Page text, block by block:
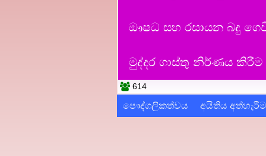
ඖෂධ සහ රසායන බදු
මුද්දර ගාස්තු නිර්ණය
614
පෞද්ගලිකත්වය අයිතිය අත්හැරීම